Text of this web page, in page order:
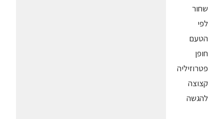
שחור
לפי
הטעם
חופן
פטרוזיליה
קצוצה
להגשה